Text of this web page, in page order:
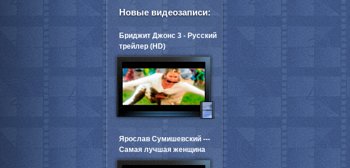
Новые видеозаписи:
Бриджит Джонс 3 - Русский
трейлер (HD)
Ярослав Сумишевский ---
Самая лучшая женщина